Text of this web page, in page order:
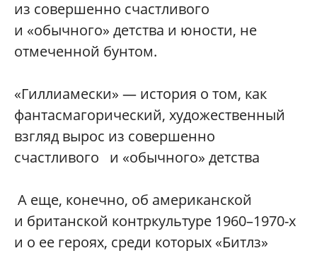
из совершенно счастливого
и «обычного» детства и юности, не
отмеченной бунтом.
«Гиллиамески» — история о том, как
фантасмагорический, художественный
взгляд вырос из совершенно
счастливого и «обычного» детства
А еще, конечно, об американской
и британской контркультуре 1960–1970-х
и о ее героях, среди которых «Битлз»